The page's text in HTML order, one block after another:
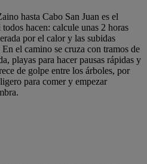
hasta Cabo San Juan es el
hacen: calcule unas 2 horas
por el calor y las subidas
el camino se cruza con tramos de
playas para hacer pausas rápidas y
de golpe entre los árboles, por
para comer y empezar